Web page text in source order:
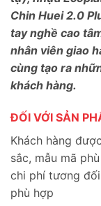
Chin Huei 2.0
tay nghề cao
nhân viên giao
cùng tạo ra
khách hàng.
ĐỐI VỚI SẢN
Khách hàng
sắc, mẫu mã
chi phí tương
phù hợp